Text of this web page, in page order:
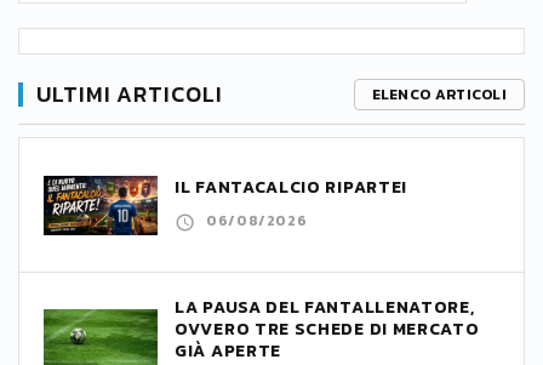
ULTIMI ARTICOLI ELENCO ARTICOLI
IL FANTACALCIO RIPARTE!
06/08/2026
LA PAUSA DEL FANTALLENATORE,
OVVERO TRE SCHEDE DI MERCATO
GIÀ APERTE